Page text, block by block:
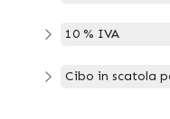
10 % IVA
Cibo in scatola